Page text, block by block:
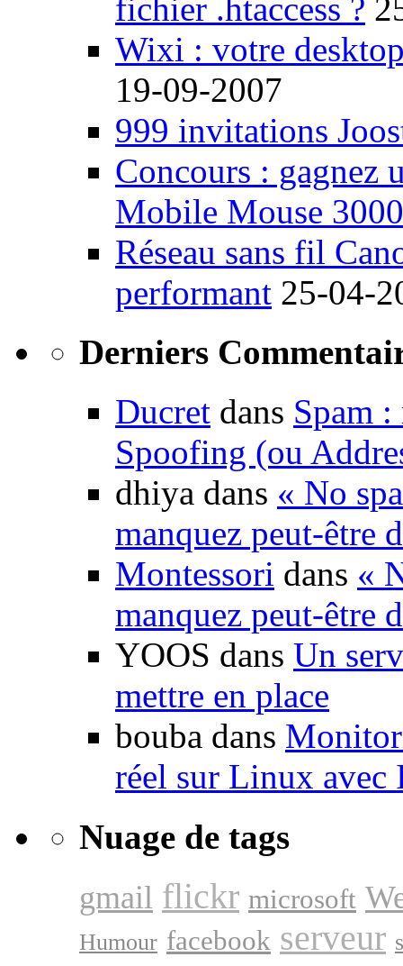
fichier .htaccess ?
Wixi : votre
19-09-2007
999 invitations
Concours : gagnez
Mobile Mouse 3000
Réseau sans fil
performant 25-04-
Derniers
Ducret dans Spam :
Spoofing (ou
dhiya dans « No
manquez peut-être
Montessori dans «
manquez peut-être
YOOS dans Un
mettre en place
bouba dans
réel sur Linux avec
Nuage de tags
gmail flickr microsoft
Humour facebook serveur